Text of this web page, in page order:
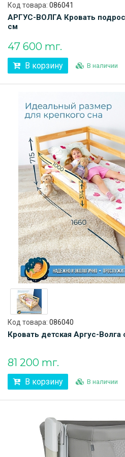
Код товара: 086041
АРГУС-ВОЛГА Кровать
см
47 600 тг.
В корзину В наличии
Код товара: 086040
Кровать детская Аргус-
81 200 тг.
В корзину В наличии